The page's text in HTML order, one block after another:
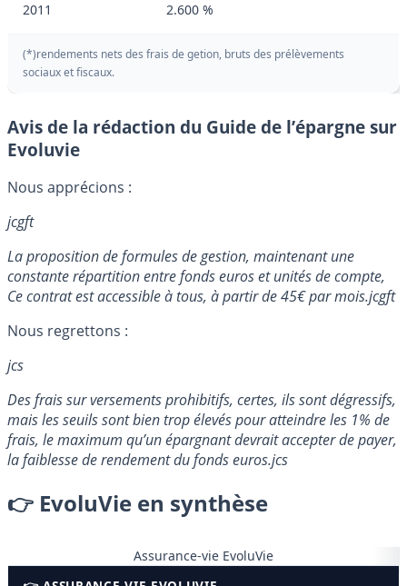
2011 2.600 %
(*)rendements nets des frais de getion, bruts des prélèvements
sociaux et fiscaux.
Avis de la rédaction du Guide de l’épargne sur
Evoluvie
Nous apprécions :
jcgft
La proposition de formules de gestion, maintenant une
constante répartition entre fonds euros et unités de compte,
Ce contrat est accessible à tous, à partir de 45€ par mois.jcgft
Nous regrettons :
jcs
Des frais sur versements prohibitifs, certes, ils sont dégressifs,
mais les seuils sont bien trop élevés pour atteindre les 1% de
frais, le maximum qu’un épargnant devrait accepter de payer,
la faiblesse de rendement du fonds euros.jcs
👉 EvoluVie en synthèse
Assurance-vie EvoluVie